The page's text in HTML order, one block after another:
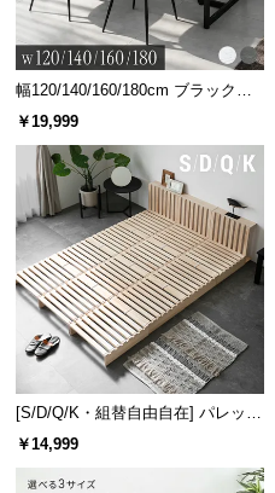
幅120/140/160/180cm ブラックフ
レーム ダイニング 大理石調 4人掛
￥19,999
[S/D/Q/K・組替自由自在] パレット
ベッド 8/12/16枚セット
￥14,999